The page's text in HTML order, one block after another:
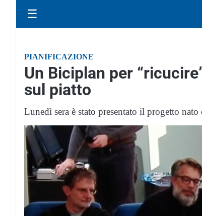
☰
PIANIFICAZIONE
Un Biciplan per
sul piatto
Lunedì sera è stato presentato il progetto